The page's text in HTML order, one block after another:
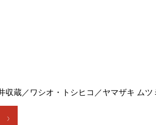
収蔵／ワシオ・トシヒコ／ヤマザキ ムツ